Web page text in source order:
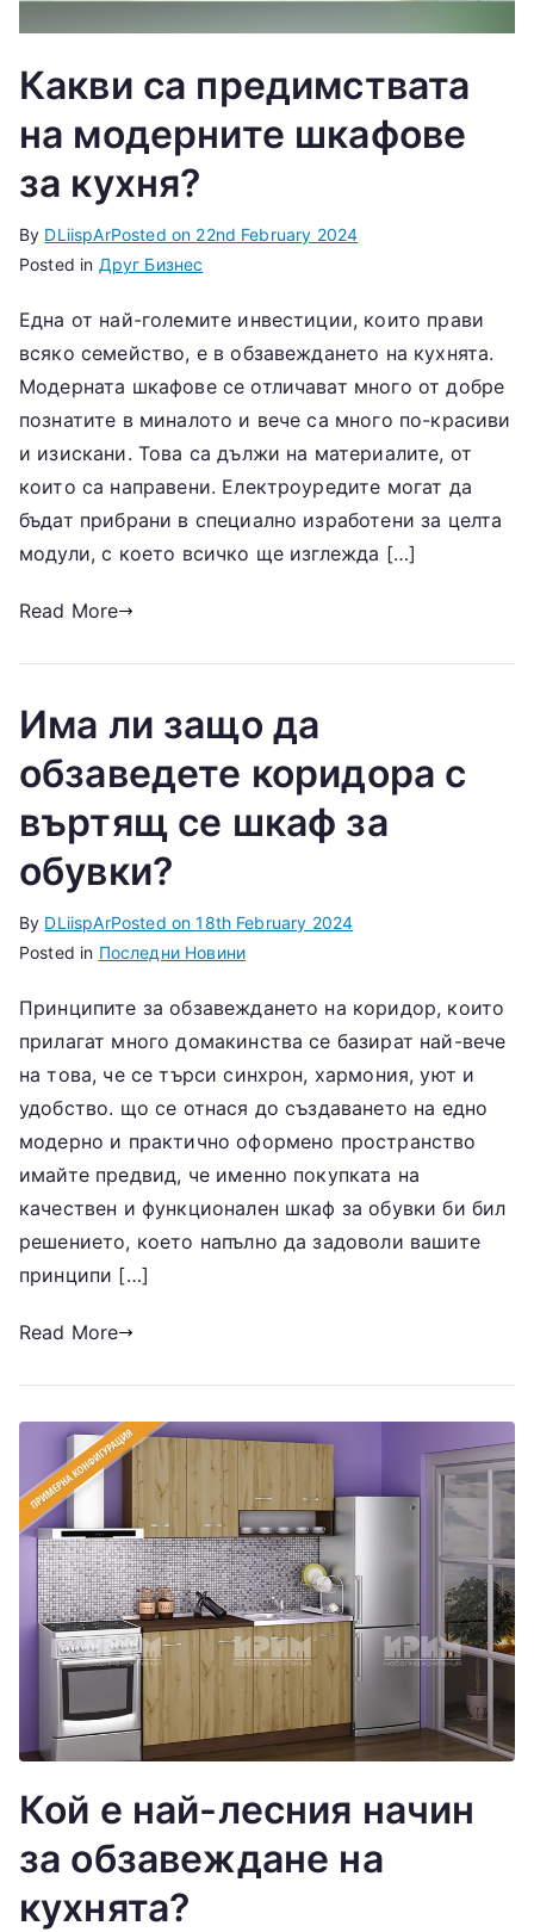
Какви са предимствата
на модерните шкафове
за кухня?
By DLiispArPosted on 22nd February 2024
Posted in Друг Бизнес
Една от най-големите инвестиции, които прави
всяко семейство, е в обзавеждането на кухнята.
Модерната шкафове се отличават много от добре
познатите в миналото и вече са много по-красиви
и изискани. Това са дължи на материалите, от
които са направени. Електроуредите могат да
бъдат прибрани в специално изработени за целта
модули, с което всичко ще изглежда […]
Read More
Има ли защо да
обзаведете коридора с
въртящ се шкаф за
обувки?
By DLiispArPosted on18th February 2024
Posted in Последни Новини
Принципите за обзавеждането на коридор, които
прилагат много домакинства се базират най-вече
на това, че се търси синхрон, хармония, уют и
удобство. що се отнася до създаването на едно
модерно и практично оформено пространство
имайте предвид, че именно покупката на
качествен и функционален шкаф за обувки би бил
решението, което напълно да задоволи вашите
принципи […]
Read More
Кой е най-лесния начин
за обзавеждане на
кухнята?